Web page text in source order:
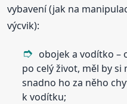
vybavení (jak na
výcvik):
obojek a vodítko –
po celý život, měl by
snadno ho za něho
k vodítku;